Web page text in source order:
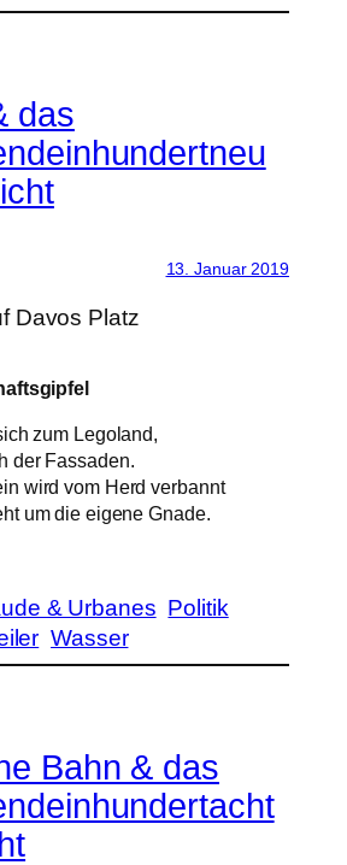
das
13. Januar 2019
zum Legoland,
der Fassaden.
wird vom Herd verbannt
um die eigene Gnade.
& Urbanes Politik
Wasser
Bahn & das